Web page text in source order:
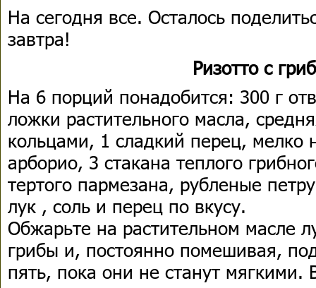
На сегодня все. Осталось
завтра!
Ризотто с
На 6 порций понадобится: 300 г
ложки растительного масла,
кольцами, 1 сладкий перец, мелко
арборио, 3 стакана теплого
тертого пармезана, рубленые
лук , соль и перец по вкусу.
Обжарьте на растительном масле
грибы и, постоянно помешивая,
пять, пока они не станут мягкими.